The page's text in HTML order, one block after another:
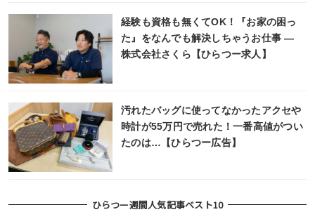
経験も資格も無くてOK！『お家の困っ
た』をなんでも解決しちゃうお仕事 ―
株式会社さくら【ひらつー求人】
汚れたバッグに使ってなかったアクセや
時計が55万円で売れた！一番高値がつい
たのは…【ひらつー広告】
ひらつー週間人気記事ベスト10